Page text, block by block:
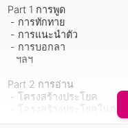
ศิลปะ บันเทิง กีฬา ท่องเ
สังคม วัฒนธรรม การ
กฎหมาย สัญญา ภาษี
การเงิน การลงทุน บริ
Part 1 การพูด
- การทักทาย
- การแนะนำตัว
- การบอกลา
ฯลฯ
Part 2 การอ่าน
- โครงสร้างประโยค
- โครงสร้างประโยคในภา
- เดาคำศัพท์จาก pianpang